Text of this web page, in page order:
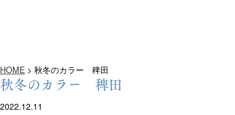
HOME > 秋冬のカラー 稗田
秋冬のカラー 稗田
2022.12.11